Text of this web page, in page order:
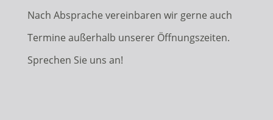
Nach Absprache vereinbaren wir gerne auch
Termine außerhalb unserer Öffnungszeiten.
Sprechen Sie uns an!